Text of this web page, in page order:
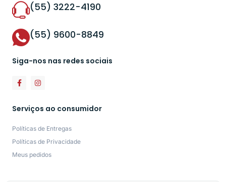
(55) 3222-4190
(55) 9600-8849
Siga-nos nas redes sociais
Serviços ao consumidor
Políticas de Entregas
Políticas de Privacidade
Meus pedidos